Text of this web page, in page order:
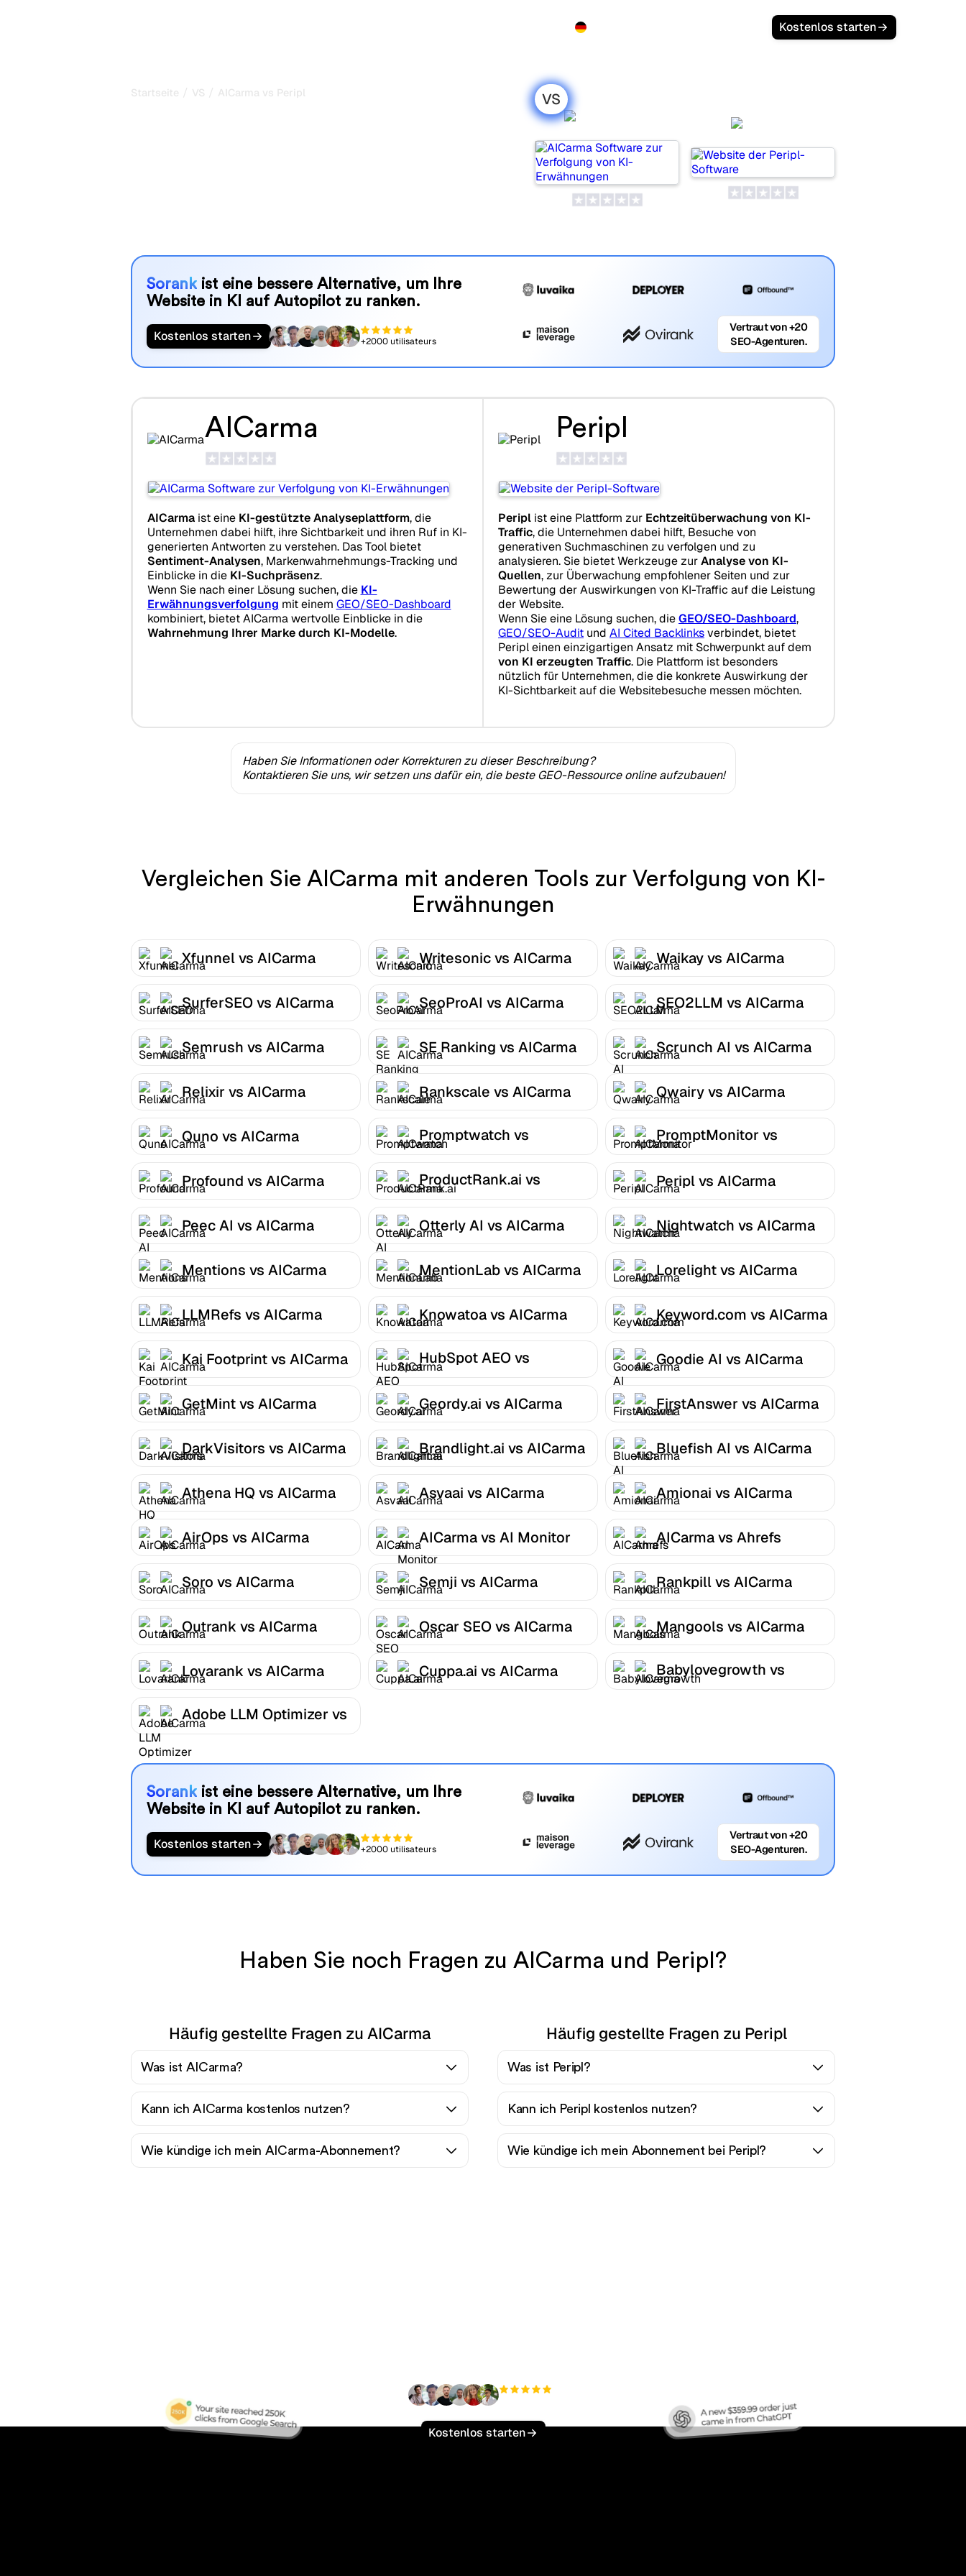
Kostenlos starten
Startseite / VS / AICarma vs Peripl VS
Sorankist eine bessere Alternative, um Ihre
Website in KI auf Autopilot zu ranken.
Kostenlos starten +2000 utilisateurs
Vertraut von +20
SEO-Agenturen.
AICarma
AICarmaist eine KI-gestützte Analyseplattform, die
Unternehmen dabei hilft, ihre Sichtbarkeit und ihren Ruf in KI-
generierten Antworten zu verstehen. Das Tool bietet
Sentiment-Analysen, Markenwahrnehmungs-Tracking und
Einblicke in die KI-Suchpräsenz.
Wenn Sie nach einer Lösung suchen, die KI-
Erwähnungsverfolgung mit einem GEO/SEO-Dashboard
kombiniert, bietet AICarma wertvolle Einblicke in die
Wahrnehmung Ihrer Marke durch KI-Modelle.
Peripl
Peripl ist eine Plattform zur Echtzeitüberwachung von KI-
Traffic, die Unternehmen dabei hilft, Besuche von
generativen Suchmaschinen zu verfolgen und zu
analysieren. Sie bietet Werkzeuge zurAnalyse von KI-
Quellen, zur Überwachung empfohlener Seiten und zur
Bewertung der Auswirkungen von KI-Traffic auf die Leistung
der Website.
Wenn Sie eine Lösung suchen, dieGEO/SEO-Dashboard,
GEO/SEO-Audit und AI Cited Backlinksverbindet, bietet
Peripl einen einzigartigen Ansatz mit Schwerpunkt auf dem
von KI erzeugten Traffic. Die Plattform ist besonders
nützlich für Unternehmen, die die konkrete Auswirkung der
KI-Sichtbarkeit auf die Websitebesuche messen möchten.
Haben Sie Informationen oder Korrekturen zu dieser Beschreibung?
Kontaktieren Sie uns, wir setzen uns dafür ein, die beste GEO-Ressource online aufzubauen!
Vergleichen Sie AICarma mit anderen Tools zur Verfolgung von KI-
Erwähnungen
Xfunnel vs AICarma Writesonic vs AICarma Waikay vs AICarma
SurferSEO vs AICarma SeoProAI vs AICarma SEO2LLM vs AICarma
Semrush vs AICarma SE Ranking vs AICarma Scrunch AI vs AICarma
Relixir vs AICarma Rankscale vs AICarma Qwairy vs AICarma
Quno vs AICarma
Promptwatch vs
AICarma
PromptMonitor vs
AICarma
Profound vs AICarma
ProductRank.ai vs
AICarma
Peripl vs AICarma
Peec AI vs AICarma Otterly AI vs AICarma Nightwatch vs AICarma
Mentions vs AICarma MentionLab vs AICarma Lorelight vs AICarma
LLMRefs vs AICarma Knowatoa vs AICarma Keyword.com vs AICarma
Kai Footprint vs AICarma
HubSpot AEO vs
AICarma
Goodie AI vs AICarma
GetMint vs AICarma Geordy.ai vs AICarma FirstAnswer vs AICarma
DarkVisitors vs AICarma Brandlight.ai vs AICarma Bluefish AI vs AICarma
Athena HQ vs AICarma Asvaai vs AICarma Amionai vs AICarma
AirOps vs AICarma AICarma vs AI Monitor AICarma vs Ahrefs
Soro vs AICarma Semji vs AICarma Rankpill vs AICarma
Outrank vs AICarma Oscar SEO vs AICarma Mangools vs AICarma
Lovarank vs AICarma Cuppa.ai vs AICarma
Babylovegrowth vs
AICarma
Adobe LLM Optimizer vs
AICarma
Sorankist eine bessere Alternative, um Ihre
Website in KI auf Autopilot zu ranken.
Kostenlos starten +2000 utilisateurs
Vertraut von +20
SEO-Agenturen.
Haben Sie noch Fragen zu AICarma und Peripl?
Häufig gestellte Fragen zu AICarma
Was ist AICarma?
Kann ich AICarma kostenlos nutzen?
Wie kündige ich mein AICarma-Abonnement?
Häufig gestellte Fragen zu Peripl
Was ist Peripl?
Kann ich Peripl kostenlos nutzen?
Wie kündige ich mein Abonnement bei Peripl?
Kostenlos starten